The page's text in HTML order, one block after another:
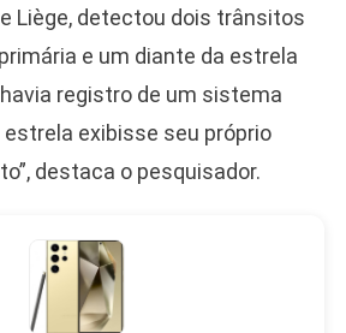
Liège, detectou dois trânsitos
e um diante da estrela
registro de um sistema
estrela exibisse seu próprio
destaca o pesquisador.